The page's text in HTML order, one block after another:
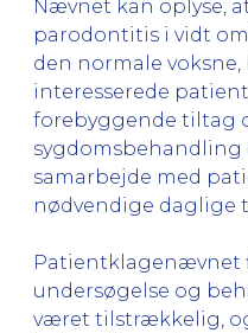
Nævnet kan oplyse,
parodontitis i vidt
den normale
interesserede
forebyggende tiltag
samarbejde med
nødvendige daglige
Patientklagenævnet
undersøgelse og
været tilstrækkelig,